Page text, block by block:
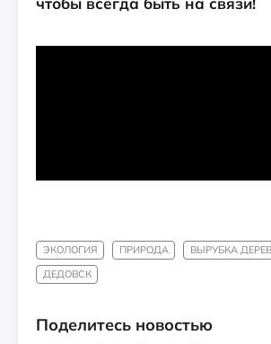
ЭКОЛОГИЯ ПРИРОДА
ВЫРУБКА
ДЕДОВСК
Поделитесь новостью